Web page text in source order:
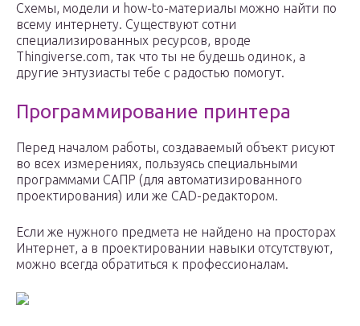
Схемы, модели и how-to-материалы можно найти по
всему интернету. Существуют сотни
специализированных ресурсов, вроде
Thingiverse.com, так что ты не будешь одинок, а
другие энтузиасты тебе с радостью помогут.
Программирование принтера
Перед началом работы, создаваемый объект рисуют
во всех измерениях, пользуясь специальными
программами САПР (для автоматизированного
проектирования) или же CAD-редактором.
Если же нужного предмета не найдено на просторах
Интернет, а в проектировании навыки отсутствуют,
можно всегда обратиться к профессионалам.